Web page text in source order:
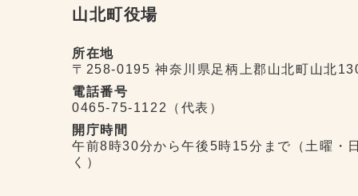
山北町役場
所在地
〒258-0195 神奈川県足柄上郡山北町山北
電話番号
0465-75-1122（代表）
開庁時間
午前8時30分から午後5時15分まで（土曜・
く）